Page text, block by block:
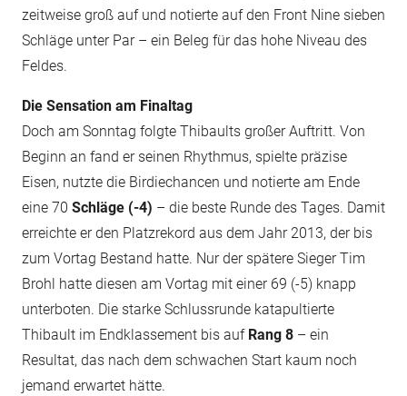
zeitweise groß auf und notierte auf den Front Nine sieben
Schläge unter Par – ein Beleg für das hohe Niveau des
Feldes.
Die Sensation am Finaltag
Doch am Sonntag folgte Thibaults großer Auftritt. Von
Beginn an fand er seinen Rhythmus, spielte präzise
Eisen, nutzte die Birdiechancen und notierte am Ende
eine 70 Schläge (-4) – die beste Runde des Tages. Damit
erreichte er den Platzrekord aus dem Jahr 2013, der bis
zum Vortag Bestand hatte. Nur der spätere Sieger Tim
Brohl hatte diesen am Vortag mit einer 69 (-5) knapp
unterboten. Die starke Schlussrunde katapultierte
Thibault im Endklassement bis auf Rang 8 – ein
Resultat, das nach dem schwachen Start kaum noch
jemand erwartet hätte.